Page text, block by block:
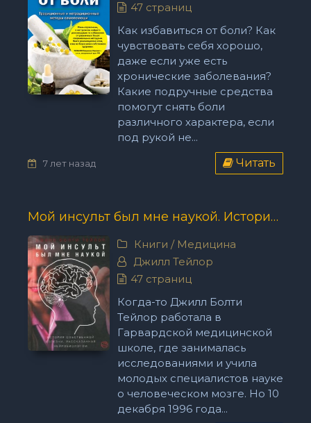
47 страниц
Как избавиться от боли? Как
чувствовать себя хорошо,
даже если уже есть
хронические заболевания?
Какие подручные средства
помогут снять боли
различного характера, если
под рукой не...
7 лет назад Читать
Мой инсульт был мне наукой. История собственной болезни, рассказанная нейробиологом - Джилл Тейлор
Книги / Медицина
Джилл Тейлор
47 страниц
Когда-то Джилл Болти
Тейлор работала в
Гарвардской медицинской
школе, где занималась
исследованиями и учила
молодых специалистов науке
о человеческом мозге. Но 10
декабря 1996 года...